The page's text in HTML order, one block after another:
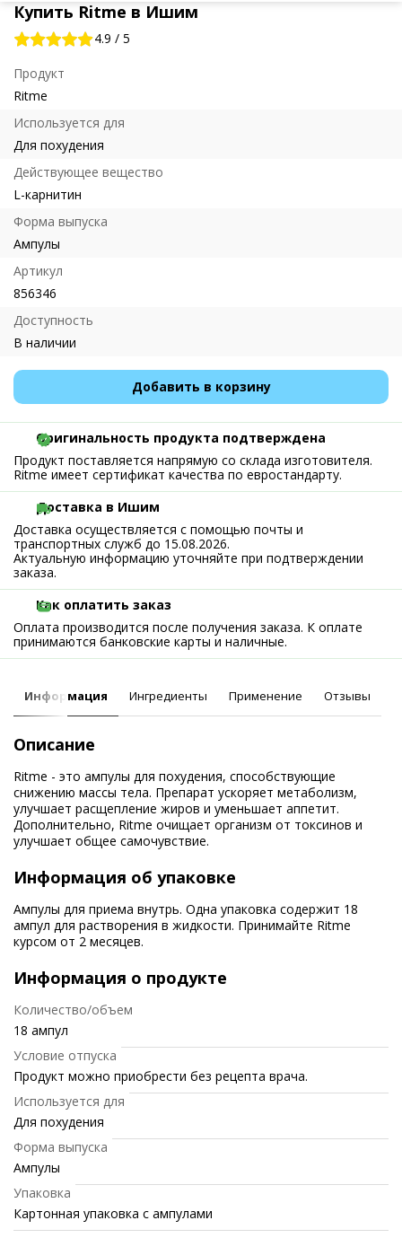
Купить Ritme в Ишим
4.9 / 5
Продукт
Ritme
Используется для
Для похудения
Действующее вещество
L-карнитин
Форма выпуска
Ампулы
Артикул
856346
Доступность
В наличии
Добавить в корзину
Оригинальность продукта подтверждена
Продукт поставляется напрямую со склада изготовителя.
Ritme имеет сертификат качества по евростандарту.
Доставка в Ишим
Доставка осуществляется с помощью почты и
транспортных служб до 15.08.2026.
Актуальную информацию уточняйте при подтверждении
заказа.
Как оплатить заказ
Оплата производится после получения заказа. К оплате
принимаются банковские карты и наличные.
Информация Ингредиенты Применение Отзывы
Описание
Ritme - это ампулы для похудения, способствующие
снижению массы тела. Препарат ускоряет метаболизм,
улучшает расщепление жиров и уменьшает аппетит.
Дополнительно, Ritme очищает организм от токсинов и
улучшает общее самочувствие.
Информация об упаковке
Ампулы для приема внутрь. Одна упаковка содержит 18
ампул для растворения в жидкости. Принимайте Ritme
курсом от 2 месяцев.
Информация о продукте
Количество/объем
18 ампул
Условие отпуска
Продукт можно приобрести без рецепта врача.
Используется для
Для похудения
Форма выпуска
Ампулы
Упаковка
Картонная упаковка с ампулами